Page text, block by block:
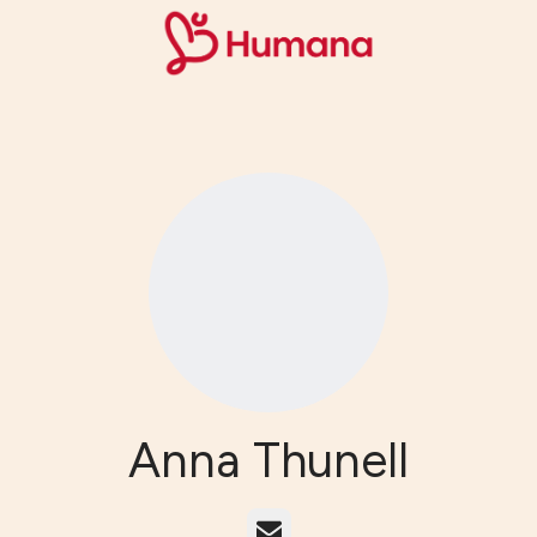
Anna Thunell
E-post